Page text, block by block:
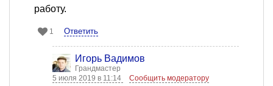
работу.
1 Ответить
Игорь Вадимов
Грандмастер
5 июля 2019 в 11:14
Сообщить модератору